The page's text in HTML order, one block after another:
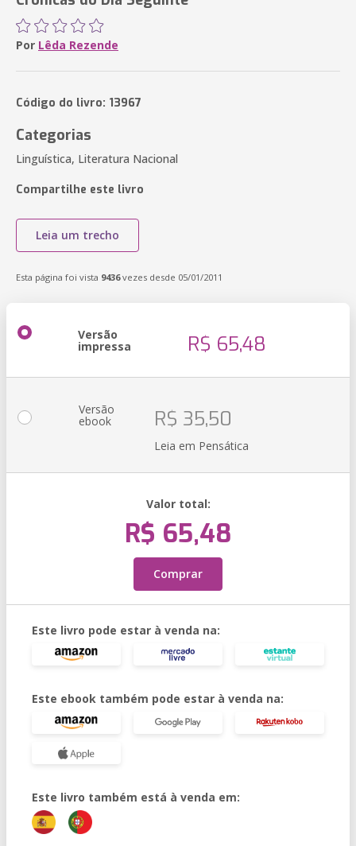
Por Lêda Rezende
Código do livro: 13967
Categorias
Linguística, Literatura Nacional
Compartilhe este livro
Leia um trecho
Esta página foi vista 9436vezes desde 05/01/2011
Versão
impressa R$ 65,48
Versão
ebook R$ 35,50
Leia em Pensática
Valor total:
R$ 65,48
Comprar
Este livro pode estar à venda na:
Este ebook também pode estar à venda na:
Este livro também está à venda em: